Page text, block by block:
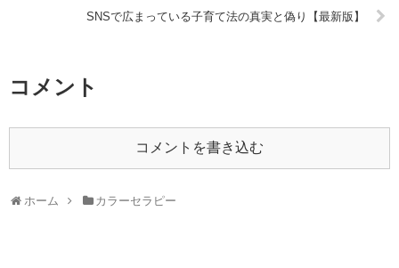
SNSで広まっている子育て法の真実と偽り【最新版】
コメント
コメントを書き込む
ホーム カラーセラピー